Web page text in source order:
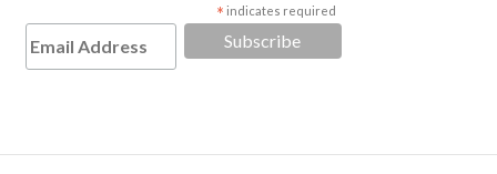
* indicates required